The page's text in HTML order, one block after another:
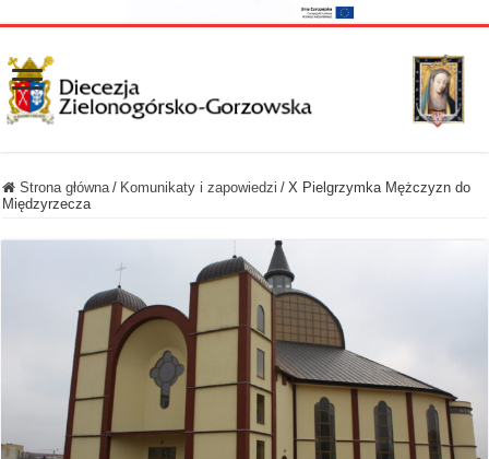
Strona główna / Komunikaty i zapowiedzi / X Pielgrzymka Mężczyzn do
Międzyrzecza